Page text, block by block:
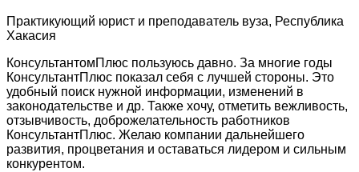
Практикующий юрист и преподаватель вуза, Республика
Хакасия
КонсультантомПлюс пользуюсь давно. За многие годы
КонсультантПлюс показал себя с лучшей стороны. Это
удобный поиск нужной информации, изменений в
законодательстве и др. Также хочу, отметить вежливость,
отзывчивость, доброжелательность работников
КонсультантПлюс. Желаю компании дальнейшего
развития, процветания и оставаться лидером и сильным
конкурентом.